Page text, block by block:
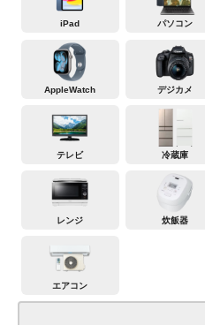
iPad パソコン
AppleWatch デジカメ
テレビ 冷蔵庫
レンジ 炊飯器
エアコン